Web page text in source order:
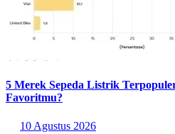
5 Merek Sepeda Listrik
Favoritmu?
10 Agustus 2026